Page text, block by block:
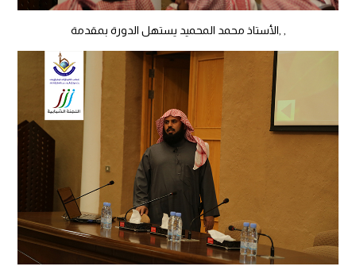
, ,الأستاذ محمد المحميد يستهل الدورة بمقدمة